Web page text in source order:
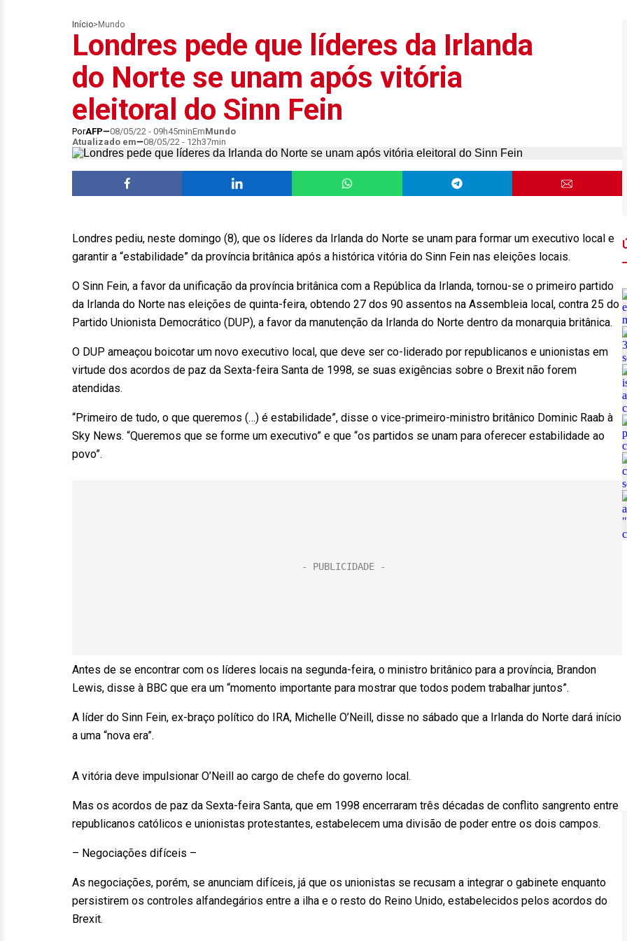
Início> Mundo
Londres pede que líderes da Irlanda
do Norte se unam após vitória
eleitoral do Sinn Fein
PorAFP 08/05/22 - 09h45minEmMundo
Atualizado em
08/05/22 - 12h37min
Londres pediu, neste domingo (8), que os líderes da Irlanda do Norte se unam para formar um executivo local e
garantir a “estabilidade” da província britânica após a histórica vitória do Sinn Fein nas eleições locais.
O Sinn Fein, a favor da unificação da província britânica com a República da Irlanda, tornou-se o primeiro partido
da Irlanda do Norte nas eleições de quinta-feira, obtendo 27 dos 90 assentos na Assembleia local, contra 25 do
Partido Unionista Democrático (DUP), a favor da manutenção da Irlanda do Norte dentro da monarquia britânica.
O DUP ameaçou boicotar um novo executivo local, que deve ser co-liderado por republicanos e unionistas em
virtude dos acordos de paz da Sexta-feira Santa de 1998, se suas exigências sobre o Brexit não forem
atendidas.
“Primeiro de tudo, o que queremos (…) é estabilidade”, disse o vice-primeiro-ministro britânico Dominic Raab à
Sky News. “Queremos que se forme um executivo” e que “os partidos se unam para oferecer estabilidade ao
povo”.
Antes de se encontrar com os líderes locais na segunda-feira, o ministro britânico para a província, Brandon
Lewis, disse à BBC que era um “momento importante para mostrar que todos podem trabalhar juntos”.
A líder do Sinn Fein, ex-braço político do IRA, Michelle O’Neill, disse no sábado que a Irlanda do Norte dará início
a uma “nova era”.
A vitória deve impulsionar O’Neill ao cargo de chefe do governo local.
Mas os acordos de paz da Sexta-feira Santa, que em 1998 encerraram três décadas de conflito sangrento entre
republicanos católicos e unionistas protestantes, estabelecem uma divisão de poder entre os dois campos.
– Negociações difíceis –
As negociações, porém, se anunciam difíceis, já que os unionistas se recusam a integrar o gabinete enquanto
persistirem os controles alfandegários entre a ilha e o resto do Reino Unido, estabelecidos pelos acordos do
Brexit.